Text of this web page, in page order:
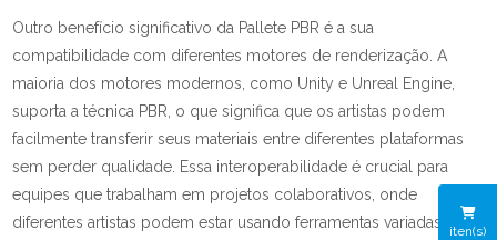
iten(s)
Outro benefício significativo da Pallete PBR é a sua
compatibilidade com diferentes motores de renderização. A
maioria dos motores modernos, como Unity e Unreal Engine,
suporta a técnica PBR, o que significa que os artistas podem
facilmente transferir seus materiais entre diferentes plataformas
sem perder qualidade. Essa interoperabilidade é crucial para
equipes que trabalham em projetos colaborativos, onde
diferentes artistas podem estar usando ferramentas variadas.